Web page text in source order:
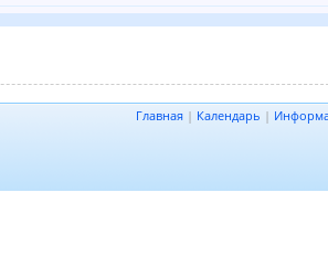
Главная | Календарь |